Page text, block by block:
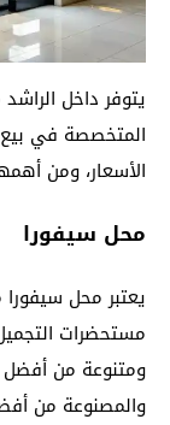
يتوفر داخل
المتخصصة في
الأسعار، ومن
محل سيفورا
يعتبر محل
مستحضرات
ومتنوعة من أفضل
والمصنوعة من